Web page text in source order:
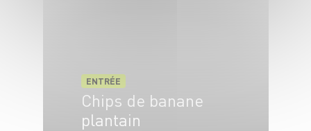
ENTRÉE
Chips de banane
plantain